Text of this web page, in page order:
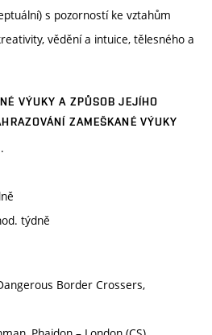
s pozorností ke vztahům
vědění a intuice, tělesného a
VÝUKY A ZPŮSOB JEJÍHO
ZAMEŠKANÉ VÝUKY
týdně
Border Crossers,